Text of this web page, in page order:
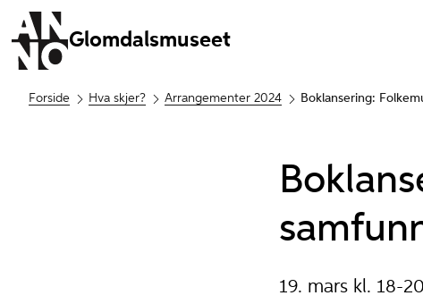
Glomdalsmuseet
Forside Hva skjer? Arrangementer 2024 Boklansering:
19. mars kl. 18-20